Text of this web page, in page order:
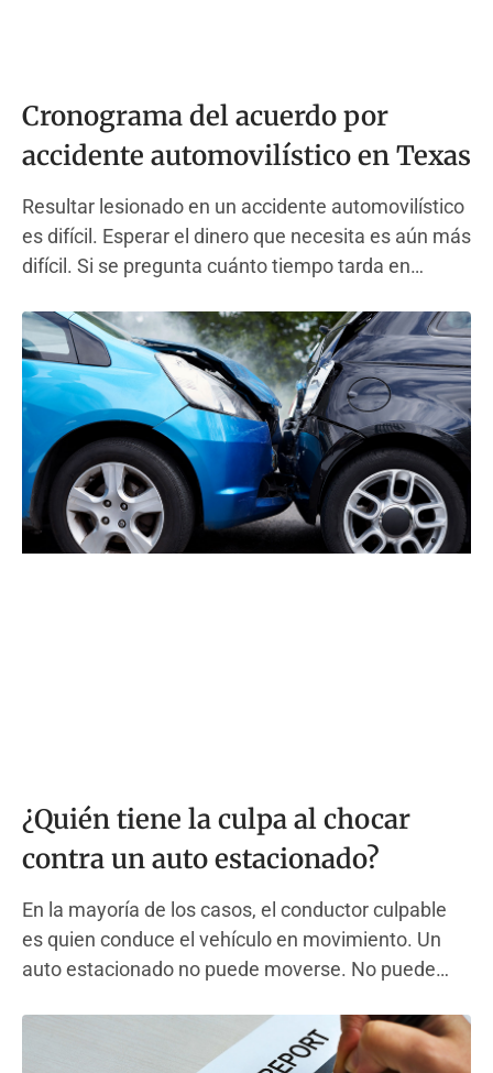
Cronograma del acuerdo por
accidente automovilístico en Texas
Resultar lesionado en un accidente automovilístico
es difícil. Esperar el dinero que necesita es aún más
difícil. Si se pregunta cuánto tiempo tarda en
solo. Esta guía lo lleva paso a paso a través de todo
el cronograma de la reclamación por accidente
¿Quién tiene la culpa al chocar
contra un auto estacionado?
En la mayoría de los casos, el conductor culpable
es quien conduce el vehículo en movimiento. Un
auto estacionado no puede moverse. No puede
determina la mayoría de las decisiones de culpa en
los casos de accidentes automovilísticos en todo el